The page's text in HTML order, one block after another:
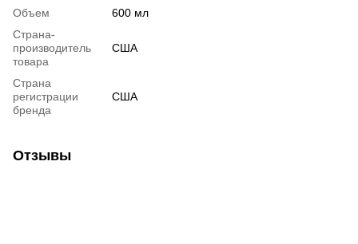
Объем
600 мл
Страна-
производитель
товара
США
Страна
регистрации
бренда
США
Отзывы